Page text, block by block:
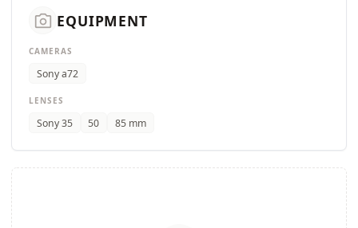
camera_alt EQUIPMENT
CAMERAS
Sony a72
LENSES
Sony 35 50 85 mm